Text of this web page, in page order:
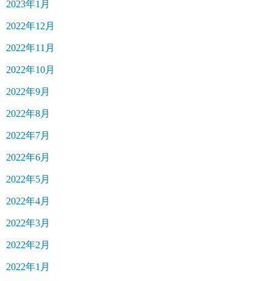
2023年1月
2022年12月
2022年11月
2022年10月
2022年9月
2022年8月
2022年7月
2022年6月
2022年5月
2022年4月
2022年3月
2022年2月
2022年1月